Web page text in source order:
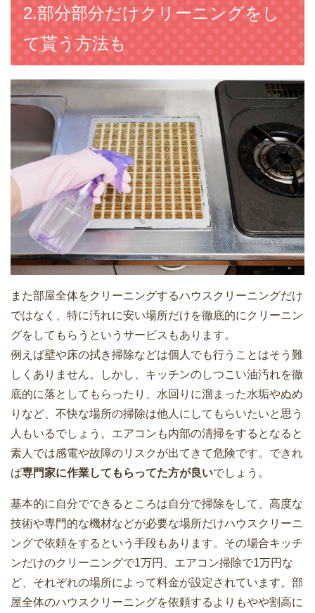
2.部分部分だけクリーニングをし
て貰う方法も
また部屋全体をクリーニングするハウスクリーニングだけ
ではなく、特に汚れに安い場所だけを徹底的にクリーニン
グをしてもらうというサービスもあります。
例えば壁や床の拭き掃除などは個人でも行うことはそう難
しくありません。しかし、キッチンのしつこい油汚れを徹
底的に落としてもらったり、水回りに溜まった水垢やぬめ
りなど、不快な場所の掃除は他人にしてもらいたいと思う
人もいるでしょう。エアコンも内部の清掃をするとなると
素人では感電や故障のリスクが出てきて危険です。できれ
ば専門家に作業してもらってた方が良いでしょう。
基本的に自分でできるところは自分で掃除をして、高度な
技術や専門的な機材などが必要な場所だけハウスクリーニ
ングで依頼をするという手段もあります。その場合キッチ
ンだけのクリーニングで1万円、エアコン掃除で1万円な
ど、それぞれの場所によって料金が設定されています。部
屋全体のハウスクリーニングを依頼するよりもやや割高に